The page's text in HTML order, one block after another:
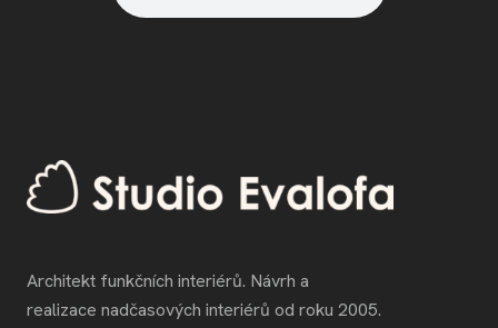
Architekt funkčních interiérů. Návrh a
realizace nadčasových interiérů od roku 2005.